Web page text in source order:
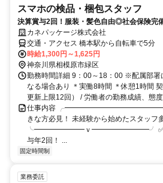
スマホの検品・梱包スタッフ
決算賞与2回！服装・髪色自由◎社会保険完備
カネパッケージ株式会社
交通・アクセス 橋本駅から自転車で5分
時給1,300円～1,625円
神奈川県相模原市緑区
勤務時間詳細 9：00～18：00 ※配属部署
なる場合あり ＊実働8時間 ＊休憩1時間
更新上限12回） / 労働者の勤務成績、態
仕事内容
きな方必見！ 未経験から始めたスタッフ
╰━━━━━━━ｖ━━━━━━━━╯ ✅服装
与年2回！ ...
固定時間制
業務委託